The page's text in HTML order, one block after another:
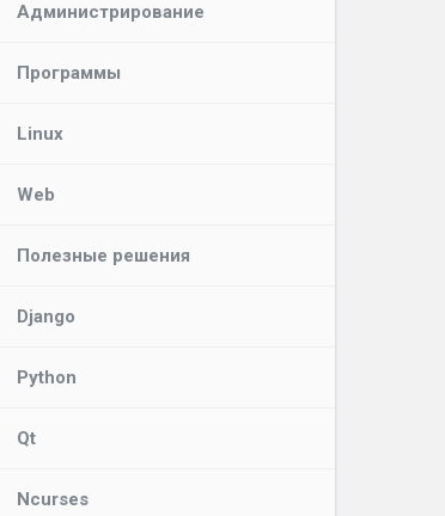
Администрирование
Программы
Linux
Web
Полезные решения
Django
Python
Qt
Ncurses